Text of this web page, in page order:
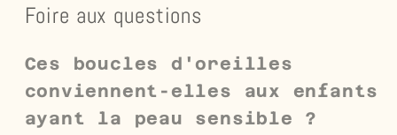
Foire aux questions
Ces boucles d'oreilles
conviennent-elles aux enfants
ayant la peau sensible ?